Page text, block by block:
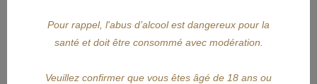
APERÇU RAPIDE
Pour rappel, l'abus d’alcool est dangereux pour la
santé et doit être consommé avec modération.
Veuillez confirmer que vous êtes âgé de 18 ans ou